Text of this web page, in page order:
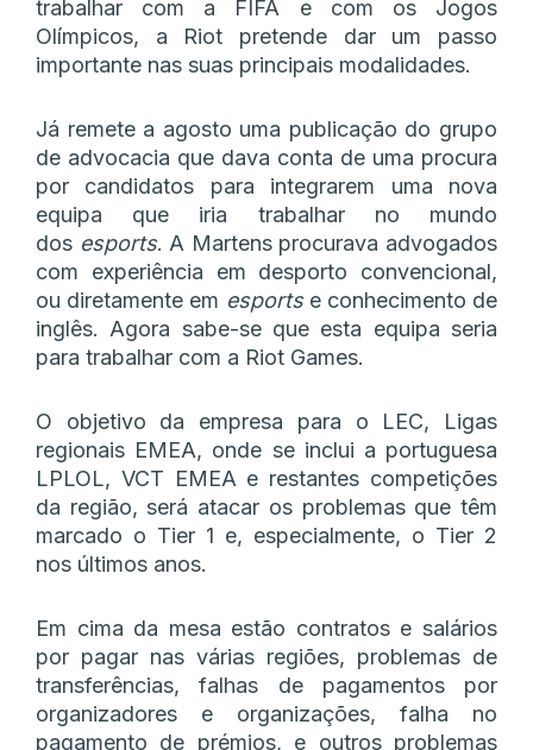
trabalhar com a FIFA e com os Jogos
Olímpicos, a Riot pretende dar um passo
importante nas suas principais modalidades.
Já remete a agosto uma publicação do grupo
de advocacia que dava conta de uma procura
por candidatos para integrarem uma nova
equipa que iria trabalhar no mundo
dos esports. A Martens procurava advogados
com experiência em desporto convencional,
ou diretamente em esportse conhecimento de
inglês. Agora sabe-se que esta equipa seria
para trabalhar com a Riot Games.
O objetivo da empresa para o LEC, Ligas
regionais EMEA, onde se inclui a portuguesa
LPLOL, VCT EMEA e restantes competições
da região, será atacar os problemas que têm
marcado o Tier 1 e, especialmente, o Tier 2
nos últimos anos.
Em cima da mesa estão contratos e salários
por pagar nas várias regiões, problemas de
transferências, falhas de pagamentos por
organizadores e organizações, falha no
pagamento de prémios, e outros problemas